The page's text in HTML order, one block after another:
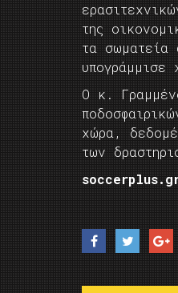
της
τα σωματεία
υπογράμμισε
Ο κ.
χώρα,
των